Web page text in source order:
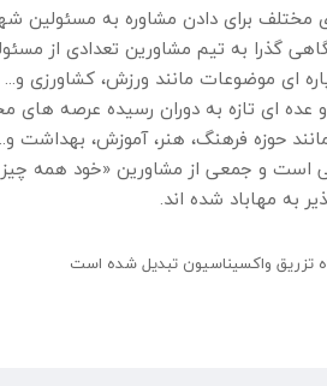
مختلف برای دادن مشاوره به مسئولین
گذرا به تیم مشاورین تعدادی از
ای موضوعات مانند ورزش، کشاورزی
ای تازه به دوران رسیده عرصه های
حوزه فرهنگ، هنر، آموزش، بهداشت
و جمعی از مشاورین «خود همه چیز
به مهاباد شده اند.